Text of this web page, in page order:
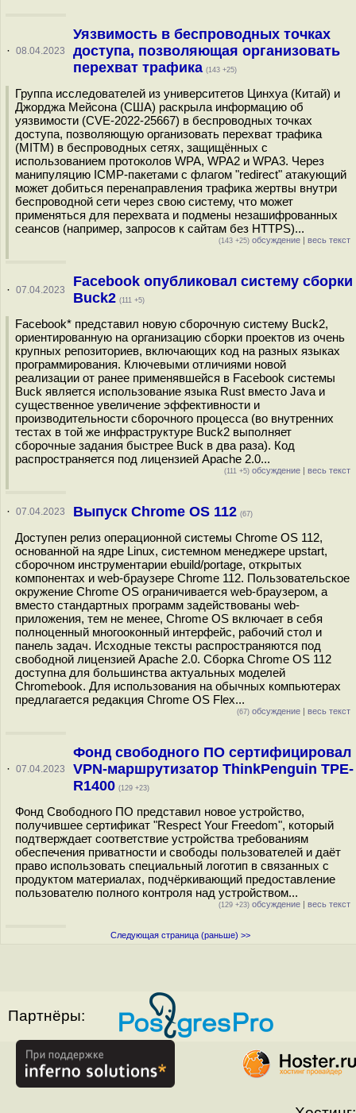
· 08.04.2023
Уязвимость в беспроводных точках
доступа, позволяющая организовать
перехват трафика (143 +25)
Группа исследователей из университетов Цинхуа (Китай) и
Джорджа Мейсона (США) раскрыла информацию об
уязвимости (CVE-2022-25667) в беспроводных точках
доступа, позволяющую организовать перехват трафика
(MITM) в беспроводных сетях, защищённых с
использованием протоколов WPA, WPA2 и WPA3. Через
манипуляцию ICMP-пакетами с флагом "redirect" атакующий
может добиться перенаправления трафика жертвы внутри
беспроводной сети через свою систему, что может
применяться для перехвата и подмены незашифрованных
сеансов (например, запросов к сайтам без HTTPS)...
(143 +25) обсуждение | весь текст
· 07.04.2023
Facebook опубликовал систему сборки
Buck2 (111 +5)
Facebook* представил новую сборочную систему Buck2,
ориентированную на организацию сборки проектов из очень
крупных репозиториев, включающих код на разных языках
программирования. Ключевыми отличиями новой
реализации от ранее применявшейся в Facebook системы
Buck является использование языка Rust вместо Java и
существенное увеличение эффективности и
производительности сборочного процесса (во внутренних
тестах в той же инфраструктуре Buck2 выполняет
сборочные задания быстрее Buck в два раза). Код
распространяется под лицензией Apache 2.0...
(111 +5) обсуждение | весь текст
· 07.04.2023 Выпуск Chrome OS 112 (67)
Доступен релиз операционной системы Chrome OS 112,
основанной на ядре Linux, системном менеджере upstart,
сборочном инструментарии ebuild/portage, открытых
компонентах и web-браузере Chrome 112. Пользовательское
окружение Chrome OS ограничивается web-браузером, а
вместо стандартных программ задействованы web-
приложения, тем не менее, Chrome OS включает в себя
полноценный многооконный интерфейс, рабочий стол и
панель задач. Исходные тексты распространяются под
свободной лицензией Apache 2.0. Сборка Chrome OS 112
доступна для большинства актуальных моделей
Chromebook. Для использования на обычных компьютерах
предлагается редакция Chrome OS Flex...
(67) обсуждение | весь текст
· 07.04.2023
Фонд свободного ПО сертифицировал
VPN-маршрутизатор ThinkPenguin TPE-
R1400 (129 +23)
Фонд Свободного ПО представил новое устройство,
получившее сертификат "Respect Your Freedom", который
подтверждает соответствие устройства требованиям
обеспечения приватности и свободы пользователей и даёт
право использовать специальный логотип в связанных с
продуктом материалах, подчёркивающий предоставление
пользователю полного контроля над устройством...
(129 +23) обсуждение | весь текст
Следующая страница (раньше) >>
Партнёры: